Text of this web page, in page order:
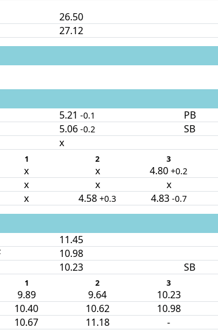
26.50
27.12
5.21 -0.1
PB
5.06 -0.2
SB
x
1 2 3
x x 4.80 +0.2
x x x
x 4.58 +0.3 4.83 -0.7
11.45
10.98
10.23 SB
1 2 3
9.89 9.64 10.23
10.40 10.62 10.98
10.67 11.18 -